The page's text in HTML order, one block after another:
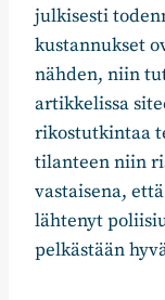
julkisesti
kustannukset
nähden, niin
artikkelissa
rikostutkintaa
tilanteen niin
vastaisena,
lähtenyt
pelkästään